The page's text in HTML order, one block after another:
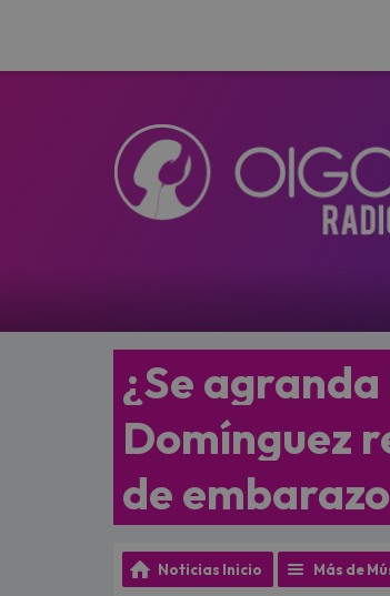
¿Se
Domínguez
de embarazo
Noticias Inicio Más de